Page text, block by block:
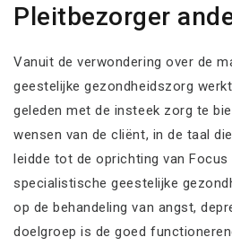
Pleitbezorger
Vanuit de verwondering over de
geestelijke gezondheidszorg
geleden met de insteek zorg te
wensen van de cliënt, in de taal
leidde tot de oprichting van Focus
specialistische geestelijke
op de behandeling van angst,
doelgroep is de goed